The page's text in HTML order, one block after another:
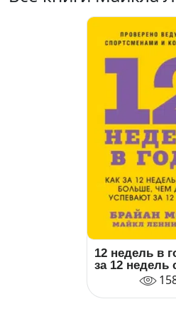
12 недель в
за 12 недель
больше, чем
успевают за 12
месяцев